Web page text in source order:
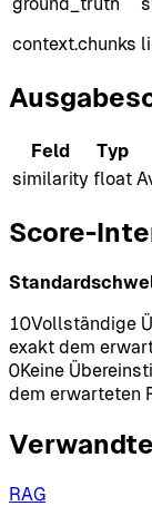
context.chunks
Feld Typ
similarity float
Score-
10Vollständige
exakt dem
0Keine
dem erwarteten
RAG